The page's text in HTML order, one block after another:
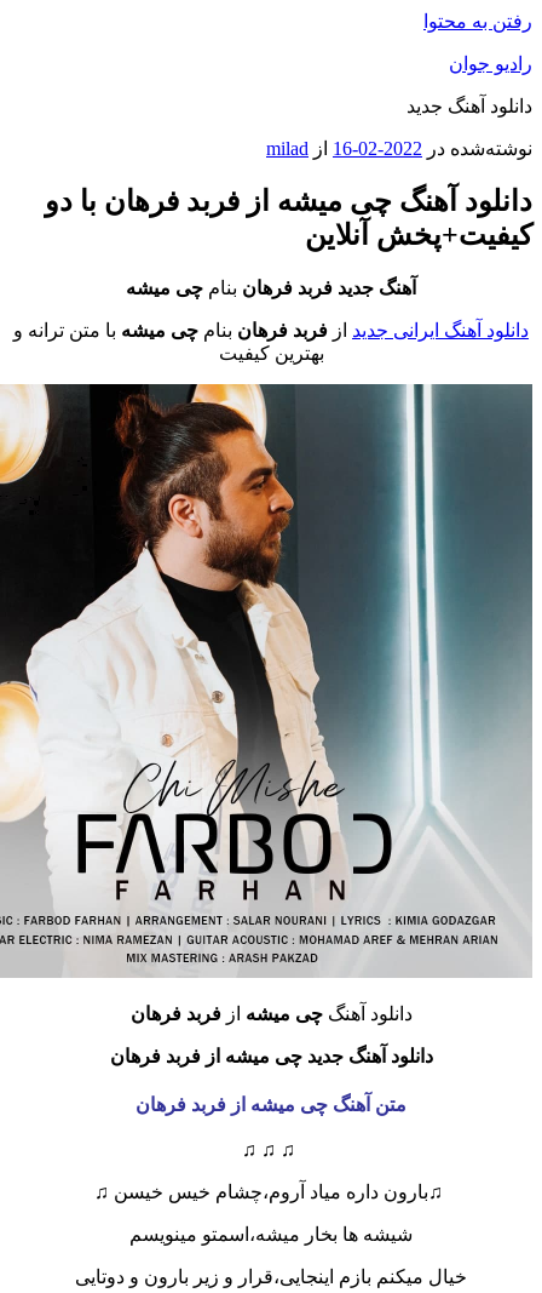
محتوا
جدید
در 2022-02-16 ازmilad
آهنگ چی میشه از فربد فرهان با دو
آنلاین
آهنگ جدید فربد فرهانبنامچی میشه
ایرانی جدید از فربد فرهانبنامچی میشه با متن ترانه و
بهترین کیفیت
دانلود آهنگچی میشه ازفربد فرهان
دانلود آهنگ جدید چی میشه از فربد فرهان
متن آهنگ چی میشه از فربد فرهان
♫بارون داره میاد آروم،چشام خیس خیسن ♫
شیشه ها بخار میشه،اسمتو مینویسم
خیال میکنم بازم اینجایی،قرار و زیر بارون و دوتایی